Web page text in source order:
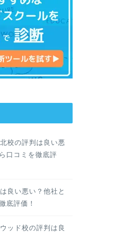
校の評判は良い悪
口コミを徹底評
良い悪い？他社と
底評価！
ッド校の評判は良